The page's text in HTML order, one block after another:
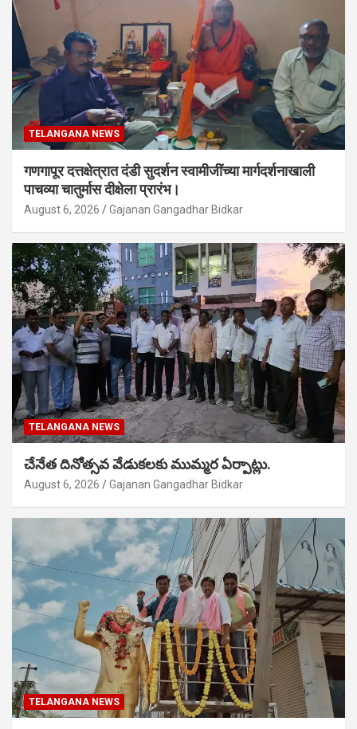
TELANGANA NEWS
गणगापूर दत्तक्षेत्रात दंडी सुदर्शन स्वामीजींच्या मार्गदर्शनाखाली
पाचव्या चातुर्मास दीक्षेला प्रारंभ।
August 6, 2026 Gajanan Gangadhar Bidkar
TELANGANA NEWS
చేనేత దినోత్సవ వేడుకలకు ముమ్మర ఏర్పాట్లు.
August 6, 2026 Gajanan Gangadhar Bidkar
TELANGANA NEWS